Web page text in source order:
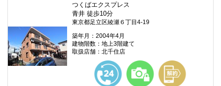
つくばエクスプレス
青井 徒歩10分
東京都足立区綾瀬６丁目4-19
築年月：2004年4月
建物階数：地上3階建て
取扱店舗：北千住店